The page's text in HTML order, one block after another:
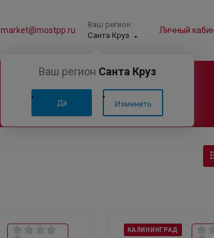
Личный
Ваш регион:
Санта Круз
Ваш регион Санта Круз
Да Изменить
market@mostpp.ru
КАЛИНИНГРАД